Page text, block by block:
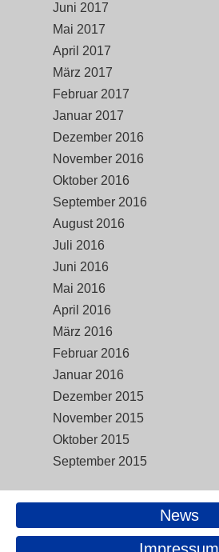
Juni 2017
Mai 2017
April 2017
März 2017
Februar 2017
Januar 2017
Dezember 2016
November 2016
Oktober 2016
September 2016
August 2016
Juli 2016
Juni 2016
Mai 2016
April 2016
März 2016
Februar 2016
Januar 2016
Dezember 2015
November 2015
Oktober 2015
September 2015
News